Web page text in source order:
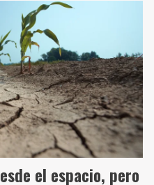
el espacio, pero